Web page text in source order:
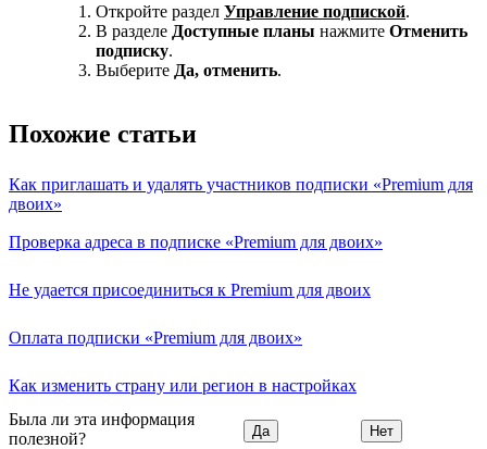
Откройте раздел Управление подпиской.
В разделе Доступные планы нажмите Отменить
подписку.
Выберите Да, отменить.
Похожие статьи
Как приглашать и удалять участников подписки «Premium для
двоих»
Проверка адреса в подписке «Premium для двоих»
Не удается присоединиться к Premium для двоих
Оплата подписки «Premium для двоих»
Как изменить страну или регион в настройках
Была ли эта информация
полезной?
Да Нет